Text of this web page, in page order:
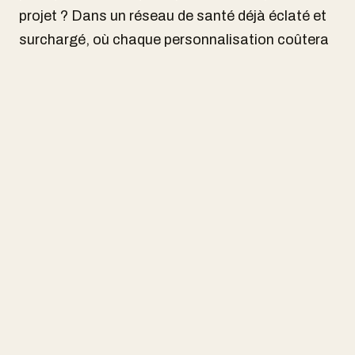
projet ? Dans un réseau de santé déjà éclaté et
surchargé, où chaque personnalisation coûtera